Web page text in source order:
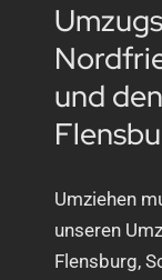
und
Umziehen
unseren
Flensburg,